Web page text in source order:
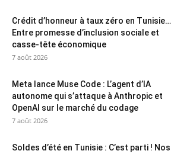
Crédit d’honneur à taux zéro en Tunisie…
Entre promesse d’inclusion sociale et
casse-tête économique
7 août 2026
Meta lance Muse Code : L’agent d’IA
autonome qui s’attaque à Anthropic et
OpenAI sur le marché du codage
7 août 2026
Soldes d’été en Tunisie : C’est parti ! Nos